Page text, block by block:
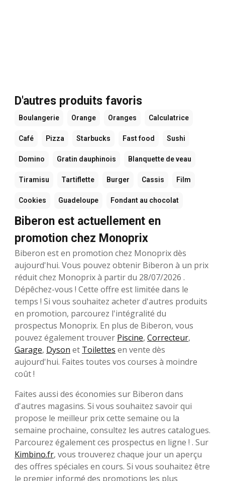
D'autres produits favoris
Boulangerie Orange Oranges Calculatrice
Café Pizza Starbucks Fast food Sushi
Domino Gratin dauphinois Blanquette de veau
Tiramisu Tartiflette Burger Cassis Film
Cookies Guadeloupe Fondant au chocolat
Biberon est actuellement en
promotion chez Monoprix
Biberon est en promotion chez Monoprix dès
aujourd'hui. Vous pouvez obtenir Biberon à un prix
réduit chez Monoprix à partir du 28/07/2026 .
Dépêchez-vous ! Cette offre est limitée dans le
temps ! Si vous souhaitez acheter d'autres produits
en promotion, parcourez l'intégralité du
prospectus Monoprix. En plus de Biberon, vous
pouvez également trouver Piscine, Correcteur,
Garage, Dyson et Toilettes en vente dès
aujourd'hui. Faites toutes vos courses à moindre
coût !
Faites aussi des économies sur Biberon dans
d'autres magasins. Si vous souhaitez savoir qui
propose le meilleur prix cette semaine ou la
semaine prochaine, consultez les autres catalogues.
Parcourez également ces prospectus en ligne ! . Sur
Kimbino.fr, vous trouverez chaque jour un aperçu
des offres spéciales en cours. Si vous souhaitez être
le premier informé des promotions les plus